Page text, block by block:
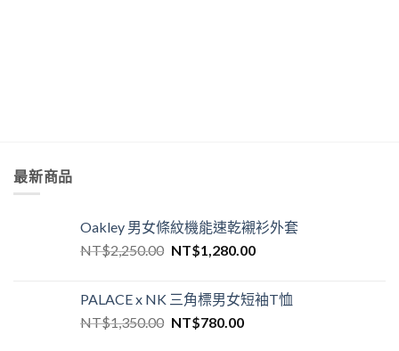
最新商品
Oakley 男女條紋機能速乾襯衫外套
NT$2,250.00 NT$1,280.00
PALACE x NK 三角標男女短袖T恤
NT$1,350.00 NT$780.00